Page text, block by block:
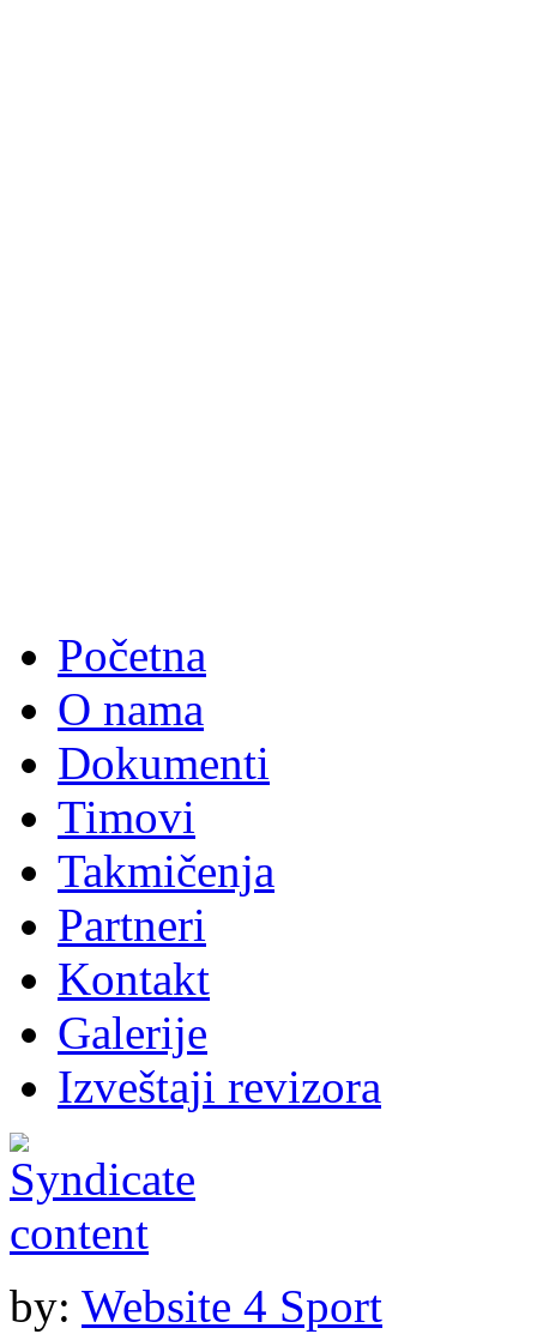
Početna
O nama
Dokumenti
Timovi
Takmičenja
Partneri
Kontakt
Galerije
Izveštaji revizora
by: Website 4 Sport